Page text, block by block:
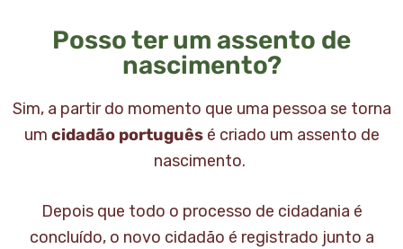
Posso ter um assento de
nascimento?
Sim, a partir do momento que uma pessoa se torna
um cidadão portuguêsé criado um assento de
nascimento.
Depois que todo o processo de cidadania é
concluído, o novo cidadão é registrado junto a